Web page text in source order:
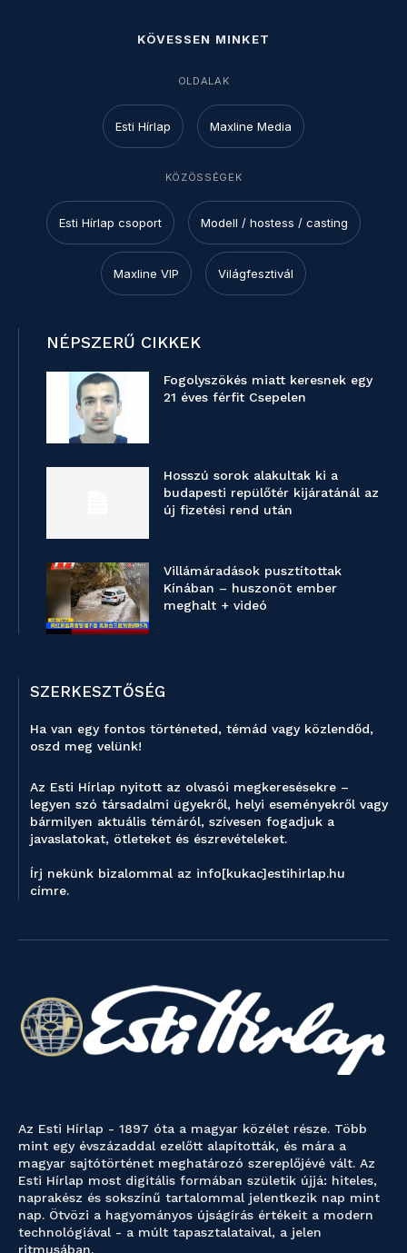
KÖVESSEN MINKET
OLDALAK
Esti Hírlap Maxline Media
KÖZÖSSÉGEK
Esti Hírlap csoport Modell / hostess / casting
Maxline VIP Világfesztivál
NÉPSZERŰ CIKKEK
Fogolyszökés miatt keresnek egy
21 éves férfit Csepelen
Hosszú sorok alakultak ki a
budapesti repülőtér kijáratánál az
új fizetési rend után
Villámáradások pusztítottak
Kínában – huszonöt ember
meghalt + videó
SZERKESZTŐSÉG
Ha van egy fontos történeted, témád vagy közlendőd,
oszd meg velünk!
Az Esti Hírlap nyitott az olvasói megkeresésekre –
legyen szó társadalmi ügyekről, helyi eseményekről vagy
bármilyen aktuális témáról, szívesen fogadjuk a
javaslatokat, ötleteket és észrevételeket.
Írj nekünk bizalommal az info[kukac]estihirlap.hu
címre.
Az Esti Hírlap - 1897 óta a magyar közélet része. Több
mint egy évszázaddal ezelőtt alapították, és mára a
magyar sajtótörténet meghatározó szereplőjévé vált. Az
Esti Hírlap most digitális formában születik újjá: hiteles,
naprakész és sokszínű tartalommal jelentkezik nap mint
nap. Ötvözi a hagyományos újságírás értékeit a modern
technológiával - a múlt tapasztalataival, a jelen
ritmusában.